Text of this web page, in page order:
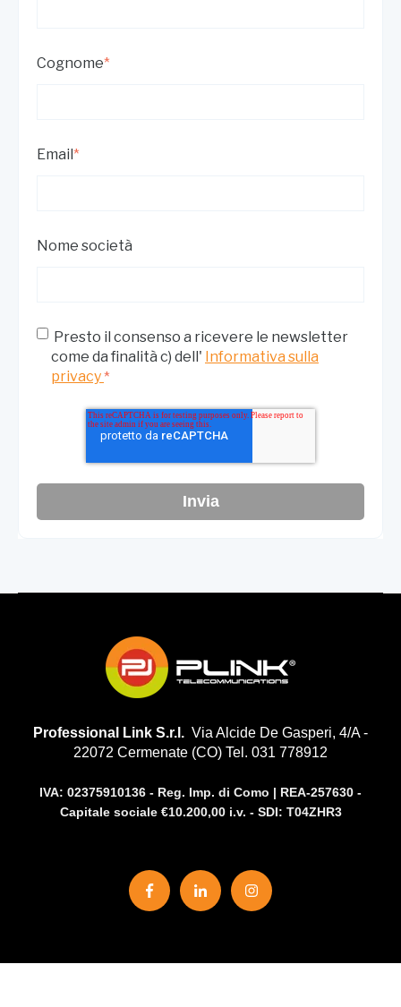
Cognome*
Email *
Nome società
Presto il consenso a ricevere le newsletter
come da finalità c) dell' Informativa sulla
privacy*
Professional Link S.r.l. Via Alcide De Gasperi, 4/A -
22072 Cermenate (CO) Tel. 031 778912
IVA: 02375910136 - Reg. Imp. di Como | REA-257630 -
Capitale sociale €10.200,00 i.v. - SDI: T04ZHR3